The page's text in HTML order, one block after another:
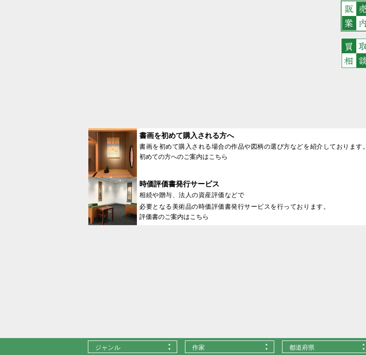
書画を初めて購入される方へ
書画を初めて購入される場合の作品や図柄の選び方などを紹介しております。
初めての方へのご案内はこちら
時価評価書発行サービス
相続や贈与、法人の資産評価などで
必要となる美術品の時価評価書発行サービスを行っております。
評価書のご案内はこちら
ジャンル 作家 都道府県